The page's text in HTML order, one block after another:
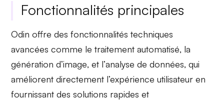
Fonctionnalités principales
Odin offre des fonctionnalités techniques
avancées comme letraitement automatisé, la
génération d’image, et l’analyse de données, qui
améliorent directement l’expérience utilisateur en
fournissant des solutions rapides et